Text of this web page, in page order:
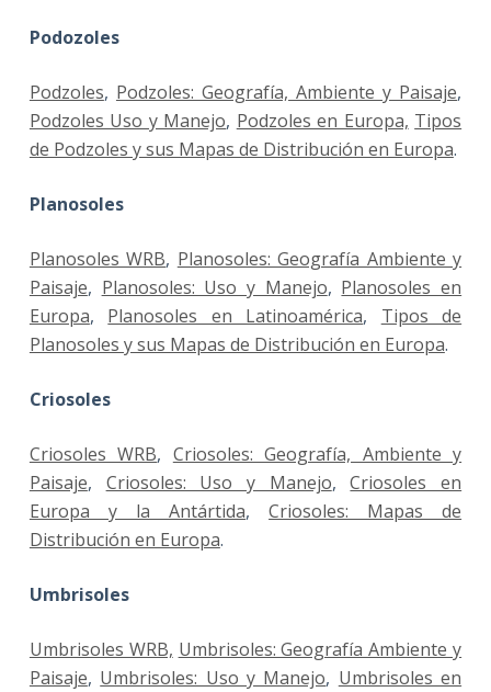
Podozoles
Podzoles, Podzoles: Geografía, Ambiente y Paisaje,
Podzoles Uso y Manejo, Podzoles en Europa, Tipos
de Podzoles y sus Mapas de Distribución en Europa.
Planosoles
Planosoles WRB, Planosoles: Geografía Ambiente y
Paisaje, Planosoles: Uso y Manejo, Planosoles en
Europa, Planosoles en Latinoamérica, Tipos de
Planosoles y sus Mapas de Distribución en Europa.
Criosoles
Criosoles WRB, Criosoles: Geografía, Ambiente y
Paisaje, Criosoles: Uso y Manejo,Criosoles en
Europa y la Antártida,Criosoles: Mapas de
Distribución en Europa.
Umbrisoles
Umbrisoles WRB, Umbrisoles: Geografía Ambiente y
Paisaje, Umbrisoles: Uso y Manejo, Umbrisoles en